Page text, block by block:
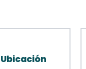
Ubicación